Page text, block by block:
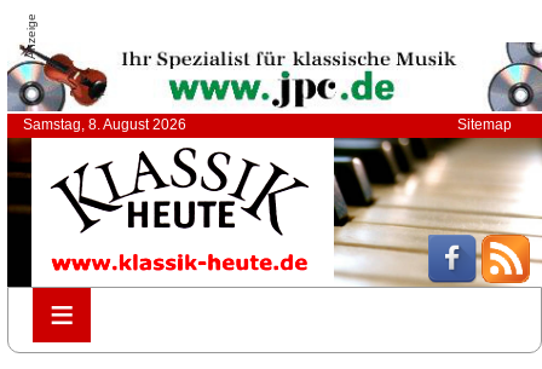
Anzeige
Samstag, 8. August 2026 Sitemap
≡
≡